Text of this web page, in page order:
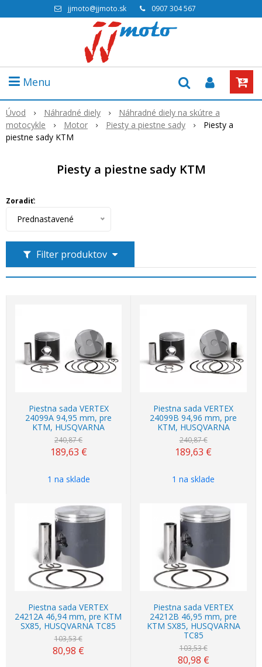
jjmoto@jjmoto.sk 0907 304 567
Menu
Úvod Náhradné diely
Náhradné diely na skútre a
motocykle
Motor Piesty a piestne sady
Piesty a
piestne sady KTM
Piesty a piestne sady KTM
Filter produktov
Zoradiť:
Prednastavené
Piestna sada VERTEX
24099A 94,95 mm, pre
KTM, HUSQVARNA
240,87 €
189,63 €
1 na sklade
Piestna sada VERTEX
24099B 94,96 mm, pre
KTM, HUSQVARNA
240,87 €
189,63 €
1 na sklade
-22%
Piestna sada VERTEX
24212A 46,94 mm, pre KTM
SX85, HUSQVARNA TC85
103,53 €
80,98 €
-22%
Piestna sada VERTEX
24212B 46,95 mm, pre
KTM SX85, HUSQVARNA
TC85
103,53 €
80,98 €